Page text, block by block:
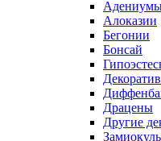
Алоказии
Бегонии
Бонсай
Драцены
Другие